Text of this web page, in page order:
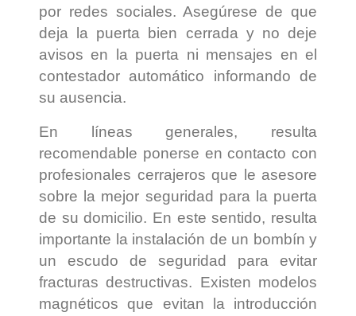
por redes sociales. Asegúrese de que
deja la puerta bien cerrada y no deje
avisos en la puerta ni mensajes en el
contestador automático informando de
su ausencia.
En líneas generales, resulta
recomendable ponerse en contacto con
profesionales cerrajeros que le asesore
sobre la mejor seguridad para la puerta
de su domicilio. En este sentido, resulta
importante la instalación de un bombín y
un escudo de seguridad para evitar
fracturas destructivas. Existen modelos
magnéticos que evitan la introducción